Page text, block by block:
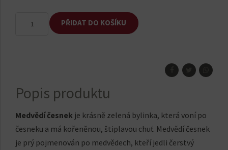
česnek
PŘIDAT DO KOŠÍKU
Popis produktu
Medvědí česnek je krásně zelená bylinka, která voní po
česneku a má kořeněnou, štiplavou chuť. Medvědí česnek
je prý pojmenován po medvědech, kteří jedli čerstvý